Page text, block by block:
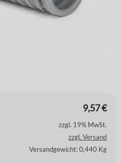
9,57€
zzgl. 19% MwSt.
zzgl. Versand
Versandgewicht: 0,440 Kg